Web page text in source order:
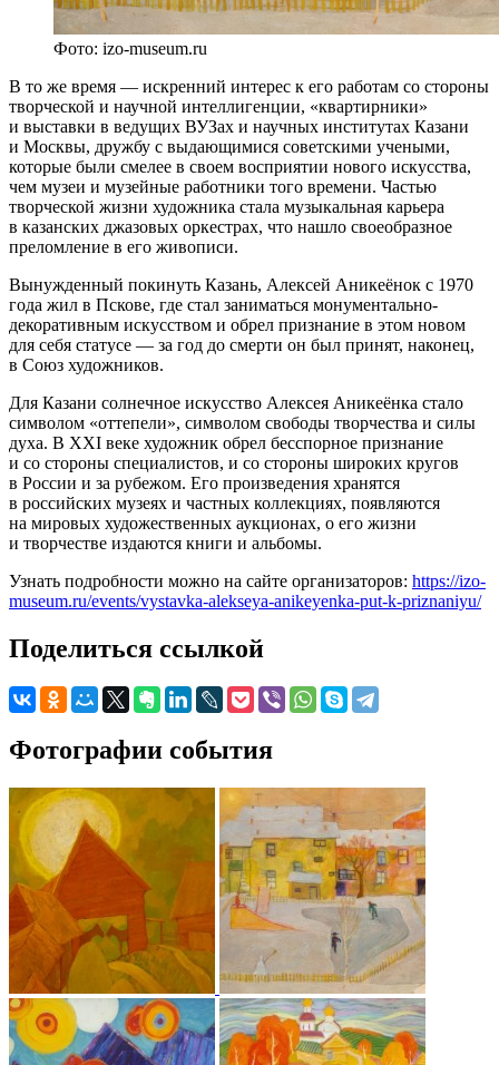
Фото: izo-museum.ru
В то же время — искренний интерес к его работам со стороны
творческой и научной интеллигенции, «квартирники»
и выставки в ведущих ВУЗах и научных институтах Казани
и Москвы, дружбу с выдающимися советскими учеными,
которые были смелее в своем восприятии нового искусства,
чем музеи и музейные работники того времени. Частью
творческой жизни художника стала музыкальная карьера
в казанских джазовых оркестрах, что нашло своеобразное
преломление в его живописи.
Вынужденный покинуть Казань, Алексей Аникеёнок с 1970
года жил в Пскове, где стал заниматься монументально-
декоративным искусством и обрел признание в этом новом
для себя статусе — за год до смерти он был принят, наконец,
в Союз художников.
Для Казани солнечное искусство Алексея Аникеёнка стало
символом «оттепели», символом свободы творчества и силы
духа. В XXI веке художник обрел бесспорное признание
и со стороны специалистов, и со стороны широких кругов
в России и за рубежом. Его произведения хранятся
в российских музеях и частных коллекциях, появляются
на мировых художественных аукционах, о его жизни
и творчестве издаются книги и альбомы.
Узнать подробности можно на сайте организаторов: https://izo-
museum.ru/events/vystavka-alekseya-anikeyenka-put-k-priznaniyu/
Поделиться ссылкой
Фотографии события